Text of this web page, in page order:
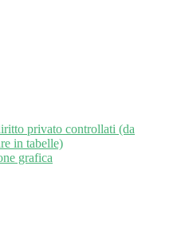
privato controllati (da
in tabelle)
grafica